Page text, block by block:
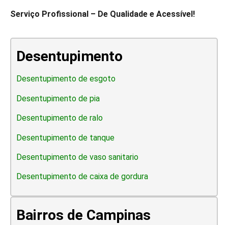
Serviço Profissional – De Qualidade e Acessível!
Desentupimento
Desentupimento de esgoto
Desentupimento de pia
Desentupimento de ralo
Desentupimento de tanque
Desentupimento de vaso sanitario
Desentupimento de caixa de gordura
Bairros de Campinas